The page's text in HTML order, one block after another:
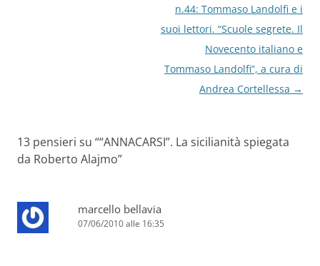
n.44: Tommaso Landolfi e i
suoi lettori. “Scuole segrete. Il
Novecento italiano e
Tommaso Landolfi”, a cura di
Andrea Cortellessa →
13 pensieri su ““ANNACARSI”. La sicilianità spiegata
da Roberto Alajmo”
marcello bellavia
07/06/2010 alle 16:35